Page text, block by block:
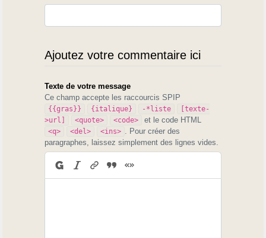
Ajoutez votre commentaire ici
Texte de votre message
Ce champ accepte les raccourcis SPIP
{{gras}} {italique} -*liste
[texte-
>url]
<quote> <code> et le code HTML
<q> <del> <ins>
. Pour créer des
paragraphes, laissez simplement des lignes vides.